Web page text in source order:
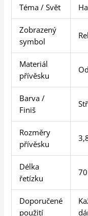
Téma / Svět
Zobrazený
symbol
Materiál
přívěsku
Barva /
Finiš
Rozměry
přívěsku
Délka
řetízku
Doporučené
použití